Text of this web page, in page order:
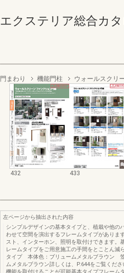
エクステリア総合カ
門まわり 機能門柱 ウォールスクリ
432 433
左ページから抽出された内容
シンプルデザインの基本タイプと、植栽や他の
わせて空間を演出するフレームタイプがありま
スト、インターホン、照明を取付けできます。
レームタイプをご用意施工の手間をとことん減
タイプ 本体色：ブリュームメタルブラウン
ムメタルブラウン詳しくは、P.644をご覧くだ
機能を取付けることが可能基本タイプフレーム